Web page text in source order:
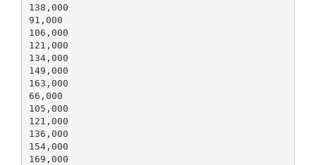
138,000
91,000
106,000
121,000
134,000
149,000
163,000
66,000
105,000
121,000
136,000
154,000
169,000